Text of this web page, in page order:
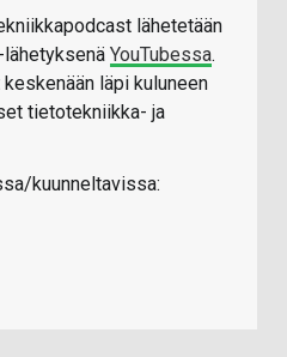
lähetetään
YouTubessa.
läpi kuluneen
tietotekniikka- ja
kuunneltavissa: